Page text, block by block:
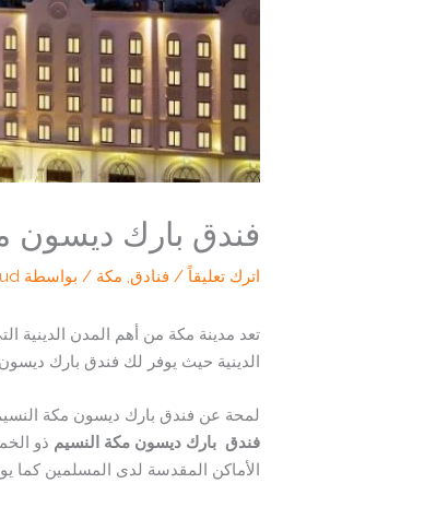
فندق بارك ديسون
اترك تعليقاً / فنادق, مكة / بواسطة
تعد مدينة مكة من أهم المدن الدينية
الدينية حيث يوفر لك فندق بارك
لمحة عن فندق بارك ديسون مكة
فندق بارك ديسون مكة النسيم ذو
الأماكن المقدسة لدى المسلمين كما